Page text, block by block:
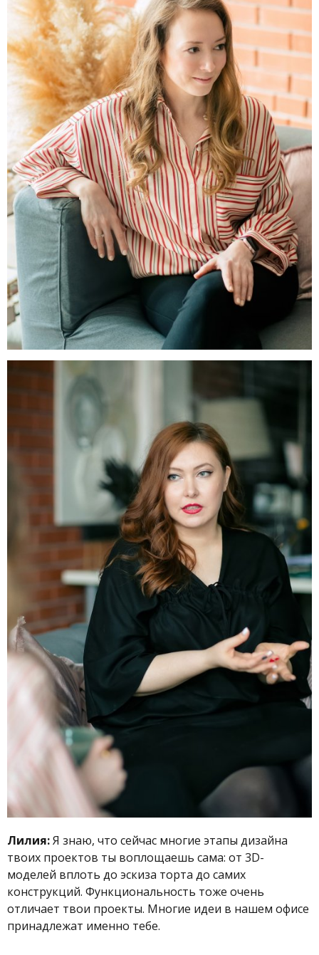
Лилия:Я знаю, что сейчас многие этапы дизайна
твоих проектов ты воплощаешь сама: от 3D-
моделей вплоть до эскиза торта до самих
конструкций. Функциональность тоже очень
отличает твои проекты. Многие идеи в нашем офисе
принадлежат именно тебе.